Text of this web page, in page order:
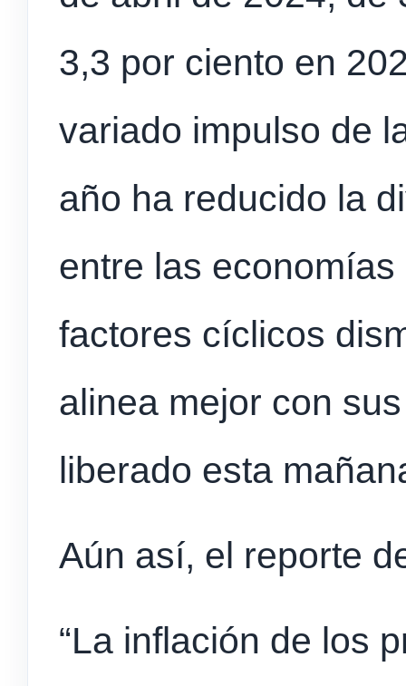
3,3 por ciento en
variado impulso de
año ha reducido la
entre las
factores cíclicos
alinea mejor con
liberado esta
Aún así, el reporte
“La inflación de los